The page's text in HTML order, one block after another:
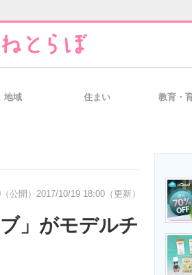
経営リーダーのコミュ
製造業のIT導入・活用
地域 住まい 教育・
公開） 2017/10/19 18:00（更新）
」がモデルチ